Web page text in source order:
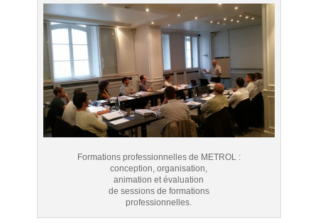
Formations professionnelles de METROL :
conception, organisation,
animation et évaluation
de sessions de formations
professionnelles.